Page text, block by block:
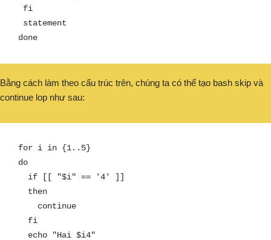
fi
statement
Bằng cách làm theo cấu trúc trên, chúng ta có thể tạo bash skip và
continue lop như sau:
for i in {1..5}
do